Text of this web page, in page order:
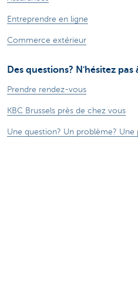
Entreprendre en ligne
Commerce extérieur
Des questions? N'hésitez
Prendre rendez-vous
KBC Brussels près de chez vous
Une question? Un problème? Une